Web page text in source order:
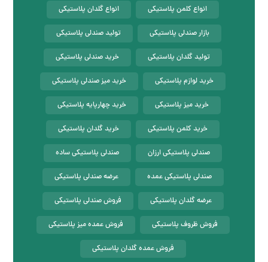
انواع کلمن پلاستیکی انواع گلدان پلاستیکی
بازار صندلی پلاستیکی تولید صندلی پلاستیکی
تولید گلدان پلاستیکی خرید صندلی پلاستیکی
خرید لوازم پلاستیکی خرید میز صندلی پلاستیکی
خرید میز پلاستیکی خرید چهارپایه پلاستیکی
خرید کلمن پلاستیکی خرید گلدان پلاستیکی
صندلی پلاستیکی ارزان صندلی پلاستیکی ساده
صندلی پلاستیکی عمده عرضه صندلی پلاستیکی
عرضه گلدان پلاستیکی فروش صندلی پلاستیکی
فروش ظروف پلاستیکی فروش عمده میز پلاستیکی
فروش عمده گلدان پلاستیکی